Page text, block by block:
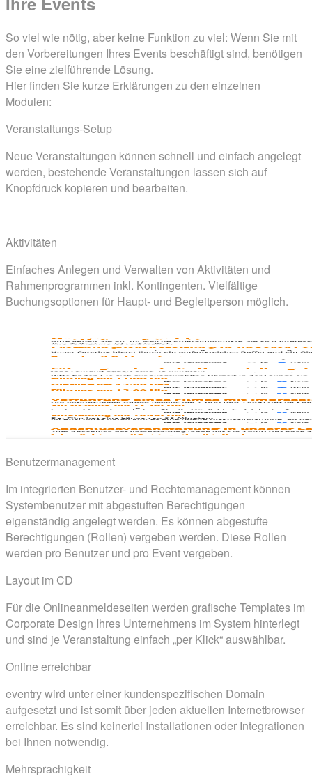
So viel wie nötig, aber keine Funktion zu viel: Wenn Sie mit
den Vorbereitungen Ihres Events beschäftigt sind, benötigen
Sie eine zielführende Lösung.
Hier finden Sie kurze Erklärungen zu den einzelnen
Modulen:
Veranstaltungs-Setup
Neue Veranstaltungen können schnell und einfach angelegt
werden, bestehende Veranstaltungen lassen sich auf
Knopfdruck kopieren und bearbeiten.
Aktivitäten
Einfaches Anlegen und Verwalten von Aktivitäten und
Rahmenprogrammen inkl. Kontingenten. Vielfältige
Buchungsoptionen für Haupt- und Begleitperson möglich.
Benutzermanagement
Im integrierten Benutzer- und Rechte­management können
Systembenutzer mit abgestuften Berechtigungen
eigenständig angelegt werden. Es können abgestufte
Berechtigungen (Rollen) vergeben werden. Diese Rollen
werden pro Benutzer und pro Event vergeben.
Layout im CD
Für die Onlineanmeldeseiten werden grafische Templates im
Corporate Design Ihres Unternehmens im System hinterlegt
und sind je Veranstaltung einfach „per Klick“ auswählbar.
Online erreichbar
eventry wird unter einer kundenspezifischen Domain
aufgesetzt und ist somit über jeden aktuellen Internetbrowser
erreichbar. Es sind keinerlei Installationen oder Integrationen
bei Ihnen notwendig.
Mehrsprachigkeit